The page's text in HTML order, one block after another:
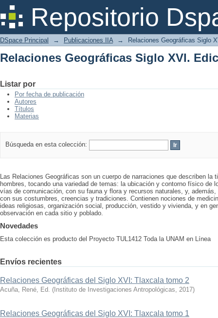
Repositorio
Relaciones Geográficas Siglo XVI.
DSpace Principal → Publicaciones IIA → Relaciones Geográficas Siglo
Relaciones Geográficas Siglo XVI.
Listar por
Por fecha de publicación
Autores
Títulos
Materias
Búsqueda en esta colección:
Las Relaciones Geográficas son un cuerpo de narraciones que describen la
hombres, tocando una variedad de temas: la ubicación y contorno físico de
vías de comunicación, con su fauna y flora y recursos naturales, y,
con sus costumbres, creencias y tradiciones. Contienen nociones de
ideas religiosas, organización social, producción, vestido y vivienda, y en
observación en cada sitio y poblado.
Novedades
Esta colección es producto del Proyecto TUL1412 Toda la UNAM en Línea
Envíos recientes
Relaciones Geográficas del Siglo XVI: Tlaxcala tomo 2
Acuña, René, Ed. ( Instituto de Investigaciones Antropológicas, 2017)
Relaciones Geográficas del Siglo XVI: Tlaxcala tomo 1